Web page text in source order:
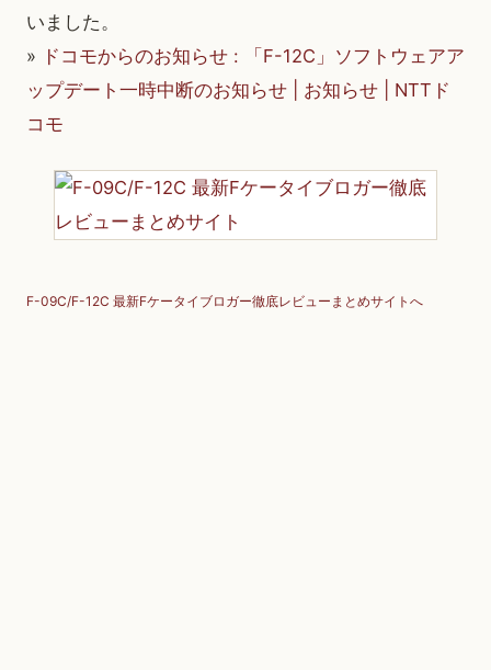
いました。
» ドコモからのお知らせ : 「F-12C」ソフトウェアア
ップデート一時中断のお知らせ | お知らせ | NTTド
コモ
F-09C/F-12C 最新Fケータイブロガー徹底レビューまとめサイトへ